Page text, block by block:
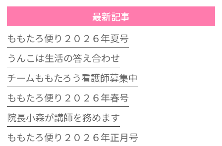
最新記事
ももたろ便り２０２６年夏号
うんこは生活の答え合わせ
チームももたろう看護師募集中
ももたろ便り２０２６年春号
院長小森が講師を務めます
ももたろ便り２０２６年正月号